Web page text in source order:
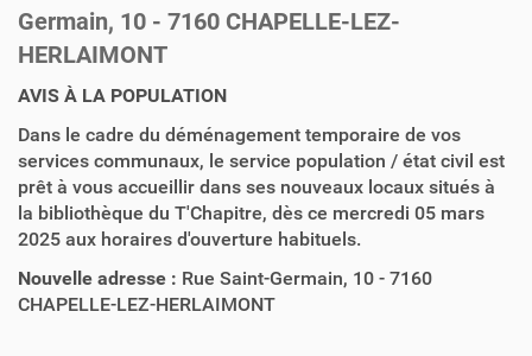
Germain, 10 - 7160 CHAPELLE-LEZ-
HERLAIMONT
AVIS À LA POPULATION
Dans le cadre du déménagement temporaire de vos
services communaux, le service population / état civil est
prêt à vous accueillir dans ses nouveaux locaux situés à
la bibliothèque du T'Chapitre, dès ce mercredi 05 mars
2025 aux horaires d'ouverture habituels.
Nouvelle adresse : Rue Saint-Germain, 10 - 7160
CHAPELLE-LEZ-HERLAIMONT